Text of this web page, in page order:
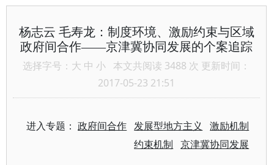
杨志云 毛寿龙：制度环境、激励约束与区域
政府间合作——京津冀协同发展的个案追踪
选择字号： 大 中 小 本文共阅读 3488 次 更新时间：
2017-05-23 21:51
进入专题：政府间合作 发展型地方主义
激励机制
约束机制
京津冀协同发展